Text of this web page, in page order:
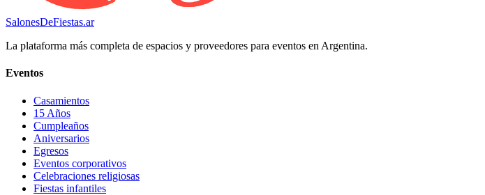
SalonesDeFiestas.ar
La plataforma más completa de espacios y proveedores para eventos en Argentina.
Eventos
Casamientos
15 Años
Cumpleaños
Aniversarios
Egresos
Eventos corporativos
Celebraciones religiosas
Fiestas infantiles